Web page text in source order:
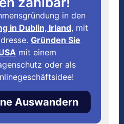
in den
in Dublin, Irland, mit
Gründen Sie
mit einem
oder als
Auswandern